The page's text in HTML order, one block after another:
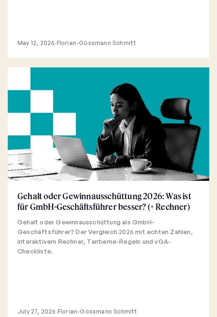
May 12, 2026·Florian-Gössmann Schmitt
Gehalt oder Gewinnausschüttung 2026: Was ist
für GmbH-Geschäftsführer besser? (+ Rechner)
Gehalt oder Gewinnausschüttung als GmbH-
Geschäftsführer? Der Vergleich 2026 mit echten Zahlen,
interaktivem Rechner, Tantieme-Regeln und vGA-
Checkliste.
July 27, 2026 ·Florian-Gössmann Schmitt